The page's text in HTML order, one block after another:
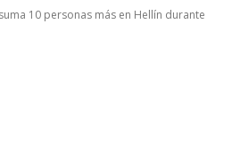
10 personas más en Hellín durante